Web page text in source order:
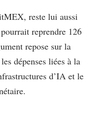
reste lui aussi
reprendre 126
repose sur la
dépenses liées à la
d’IA et le